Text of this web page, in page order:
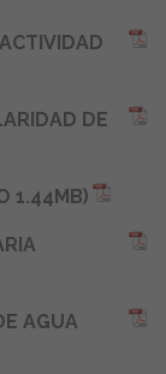
DE
1.44MB)
AGUA